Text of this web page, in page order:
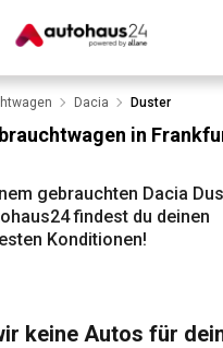
Alle Fragen & Antworten
um die Inzahlungnahme
Dacia Duster
in
gebrauchten Dacia
findest du deinen
Konditionen!
keine Autos für